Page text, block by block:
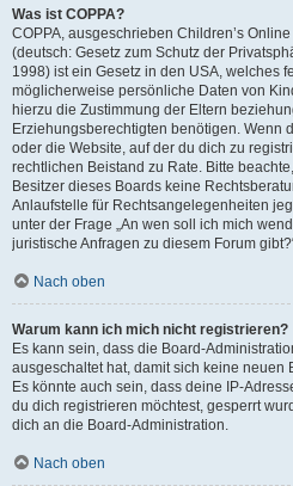
Was ist COPPA?
COPPA, ausgeschrieben Children’s
(deutsch: Gesetz zum Schutz der
1998) ist ein Gesetz in den USA, welches
möglicherweise persönliche Daten von
hierzu die Zustimmung der Eltern
Erziehungsberechtigten benötigen. Wenn
oder die Website, auf der du dich zu
rechtlichen Beistand zu Rate. Bitte
Besitzer dieses Boards keine
Anlaufstelle für Rechtsangelegenheiten
unter der Frage „An wen soll ich mich
juristische Anfragen zu diesem Forum
Nach oben
Warum kann ich mich nicht registrieren?
Es kann sein, dass die Board-
ausgeschaltet hat, damit sich keine neuen
Es könnte auch sein, dass deine IP-
du dich registrieren möchtest, gesperrt
dich an die Board-Administration.
Nach oben